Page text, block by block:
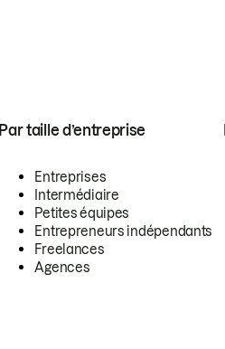
Par taille d’entreprise
Entreprises
Intermédiaire
Petites équipes
Entrepreneurs indépendants
Freelances
Agences